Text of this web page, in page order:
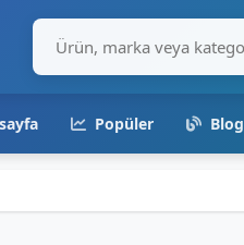
Popüler Blog